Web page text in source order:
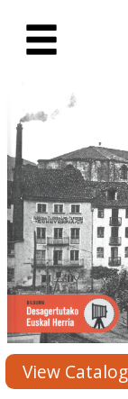
New
View Catalog